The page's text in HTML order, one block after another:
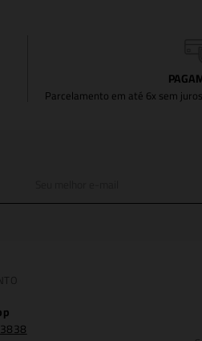
Parcelamento em até 6x sem